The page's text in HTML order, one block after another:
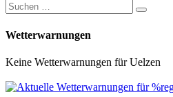
Wetterwarnungen
Keine Wetterwarnungen für Uelzen